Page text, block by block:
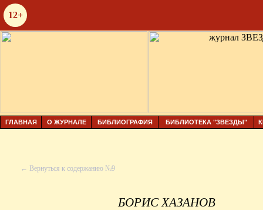
12+
ГЛАВНАЯ О ЖУРНАЛЕ БИБЛИОГРАФИЯ БИБЛИОТЕКА "ЗВЕЗДЫ"
← Вернуться к содержанию №9
БОРИС ХАЗАНОВ